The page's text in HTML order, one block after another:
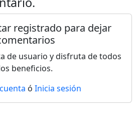
registrado para dejar
de usuario y disfruta de todos
beneficios.
ó Inicia sesión